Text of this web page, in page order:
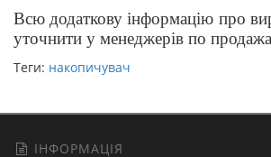
Всю додаткову інформацію про
уточнити у менеджерів по
Теги: накопичувач
ІНФОРМАЦІЯ